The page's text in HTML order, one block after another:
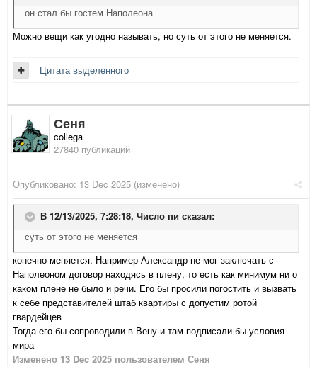
он стал бы гостем Наполеона
Можно вещи как угодно называть, но суть от этого не меняется.
Цитата выделенного
Сеня
collega
27840 публикаций
Опубликовано: 13 Dec 2025 (изменено)
В 12/13/2025, 7:28:18, Число пи сказал:
суть от этого не меняется
конечно меняется. Например Александр не мог заключать с
Наполеоном договор находясь в плену, то есть как минимум ни о
каком плене не было и речи. Его бы просили погостить и вызвать
к себе представителей штаб квартиры с допустим ротой
гвардейцев
Тогда его бы сопроводили в Вену и там подписали бы условия
мира
Изменено 13 Dec 2025 пользователем Сеня